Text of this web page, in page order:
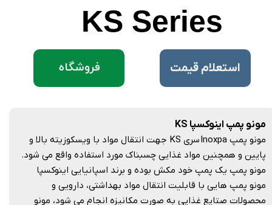
KS Series
مونو پمپ اینوکسپا KS
مونو پمپ Inoxpa سری KS جهت انتقال مواد با ویسکوزیته بالا و
پایین و همچنین مواد غذایی چسبناک مورد استفاده واقع می شود.
مونو پمپ یک پمپ خود مکش بوده و برند اسپانیایی اینوکسپا
مونو پمپ هایی با قابلیت انتقال مواد بهداشتی، دارویی و
محصولات صتایع غذایی به صورت مکانیزه انجام می شود، مونو
فروشگاه ​استعلام قیمت